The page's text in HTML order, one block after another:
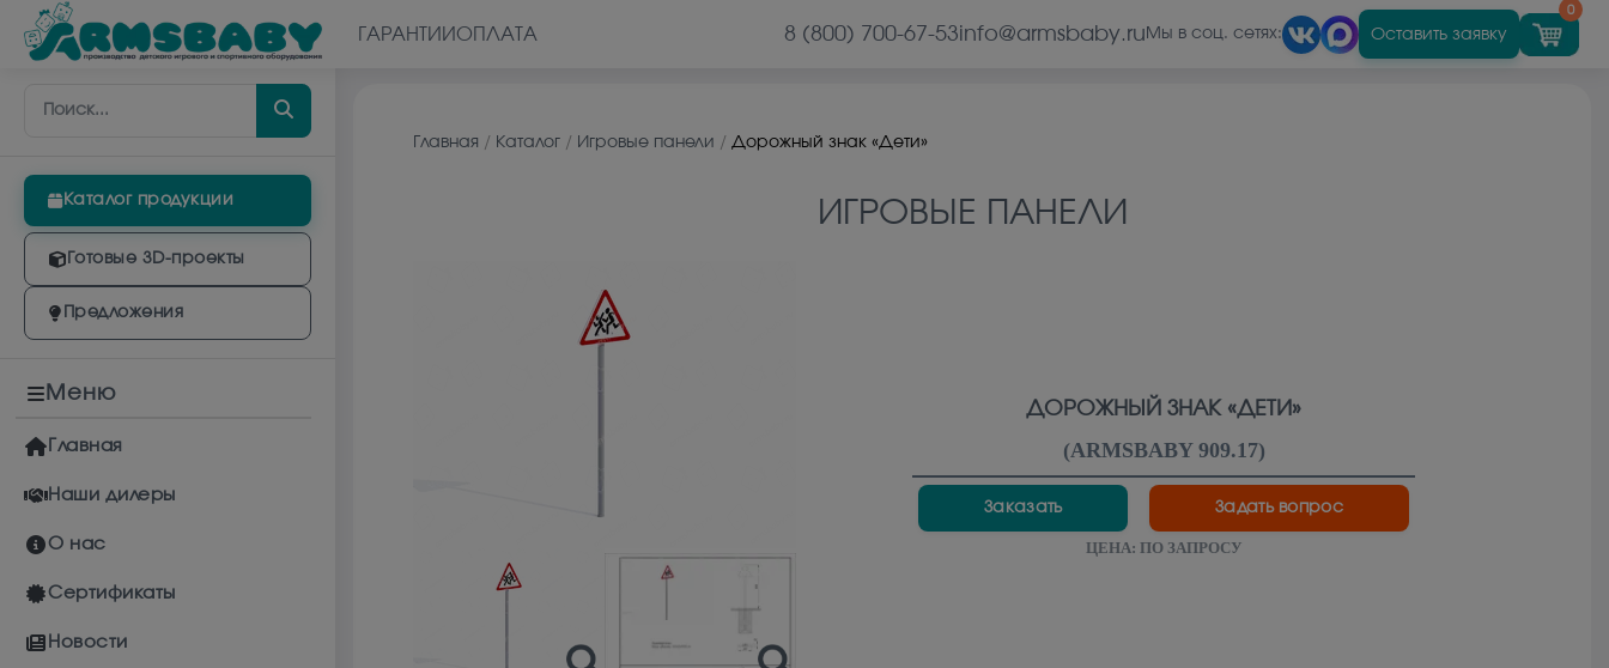
Каталог продукции
Готовые 3D-проекты
Предложения
Меню
Главная
Наши дилеры
О нас
Сертификаты
Новости
ГАРАНТИИОПЛАТА 8 (800) 700-67-53info@armsbaby.ru Мы в соц. сетях: Оставить заявку
0
Главная / Каталог / Игровые панели / Дорожный знак «Дети»
ИГРОВЫЕ ПАНЕЛИ
ДОРОЖНЫЙ ЗНАК «ДЕТИ»
(ARMSBABY 909.17)
Заказать Задать вопрос
ЦЕНА: ПО ЗАПРОСУ